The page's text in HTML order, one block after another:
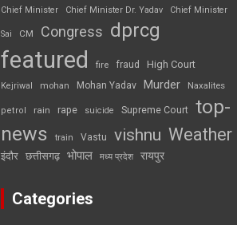
Chief Minister
Chief Minister Dr. Yadav Chief Minister
Sai CM Congress dprcg
featured fire fraud High Court
Kejriwal mohan Mohan Yadav Murder Naxalites
petrol rain rape suicide Supreme Court top-
news
train Vastu vishnu Weather
इंदौर छत्तीसगढ़ भोपाल मध्य प्रदेश रायपुर
Categories